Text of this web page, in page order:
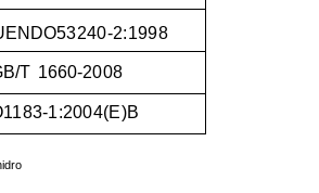
53240-2:1998
/T 1660-2008
1183-1:2004(E)B